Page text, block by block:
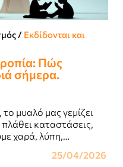
/ Εκδίδονται και
Πώς
σήμερα.
μυαλό μας γεμίζει
καταστάσεις,
χαρά, λύπη,
25/04/2026